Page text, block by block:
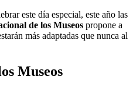
este día especial, este año las
de los Museos propone a
más adaptadas que nunca al
Museos